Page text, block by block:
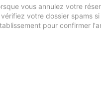
vous annulez votre
votre dossier spams
pour confirmer